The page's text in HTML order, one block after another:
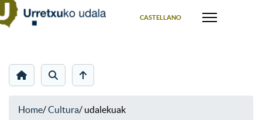
CASTELLANO
Home/Cultura/ udalekuak